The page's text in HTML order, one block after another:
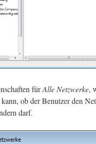
fürAlle Netzwerke,
ob der Benutzer den
darf.